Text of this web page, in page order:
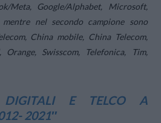
Meta, Google/Alphabet, Microsoft,
nel secondo campione sono
China mobile, China Telecom,
Orange, Swisscom, Telefonica, Tim,
DIGITALI E TELCO A
2021″